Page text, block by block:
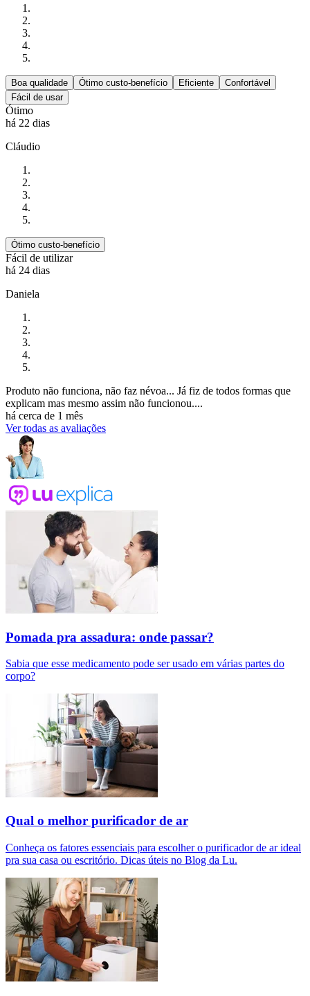
Boa qualidade Ótimo custo-benefício Eficiente
Confortável
Fácil de usar
Ótimo
há 22 dias
Cláudio
Ótimo custo-benefício
Fácil de utilizar
há 24 dias
Daniela
Produto não funciona, não faz névoa... Já fiz de todos formas que
explicam mas mesmo assim não funcionou....
há cerca de 1 mês
Ver todas as avaliações
Pomada pra assadura: onde passar?
Sabia que esse medicamento pode ser usado em várias partes do
corpo?
Qual o melhor purificador de ar​
Conheça os fatores essenciais para escolher o purificador de ar ideal
pra sua casa ou escritório. Dicas úteis no Blog da Lu.